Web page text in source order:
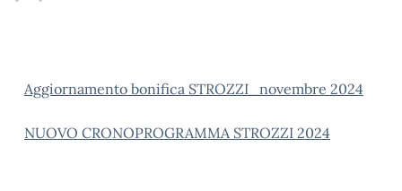
Aggiornamento bonifica STROZZI_novembre 2024
NUOVO CRONOPROGRAMMA STROZZI 2024